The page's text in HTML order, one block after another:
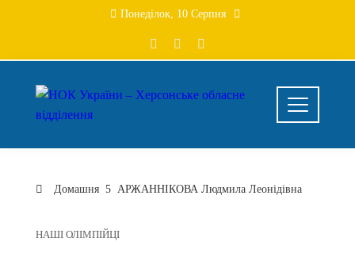
Понеділок, 10 Серпня
Домашня АРЖАННІКОВА Людмила Леонідівна
НАШІ ОЛІМПІЙЦІ